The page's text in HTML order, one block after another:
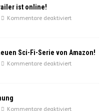
ist online!
Kommentare deaktiviert
Sci-Fi-Serie von Amazon!
Kommentare deaktiviert
Kommentare deaktiviert